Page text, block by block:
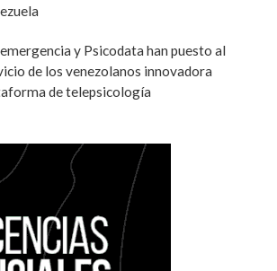
y Psicodata han puesto al
de los venezolanos innovadora
de telepsicología